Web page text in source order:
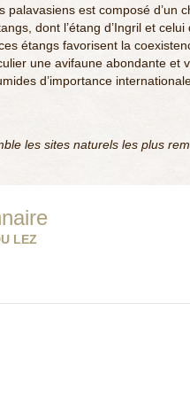
palavasiens est composé
dont l’étang d’Ingril et
étangs favorisent la
une avifaune abondante et
d’importance
les sites naturels les plus
LEZ